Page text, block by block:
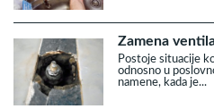
Zamena
Postoje situacije
odnosno u
namene, kada je...